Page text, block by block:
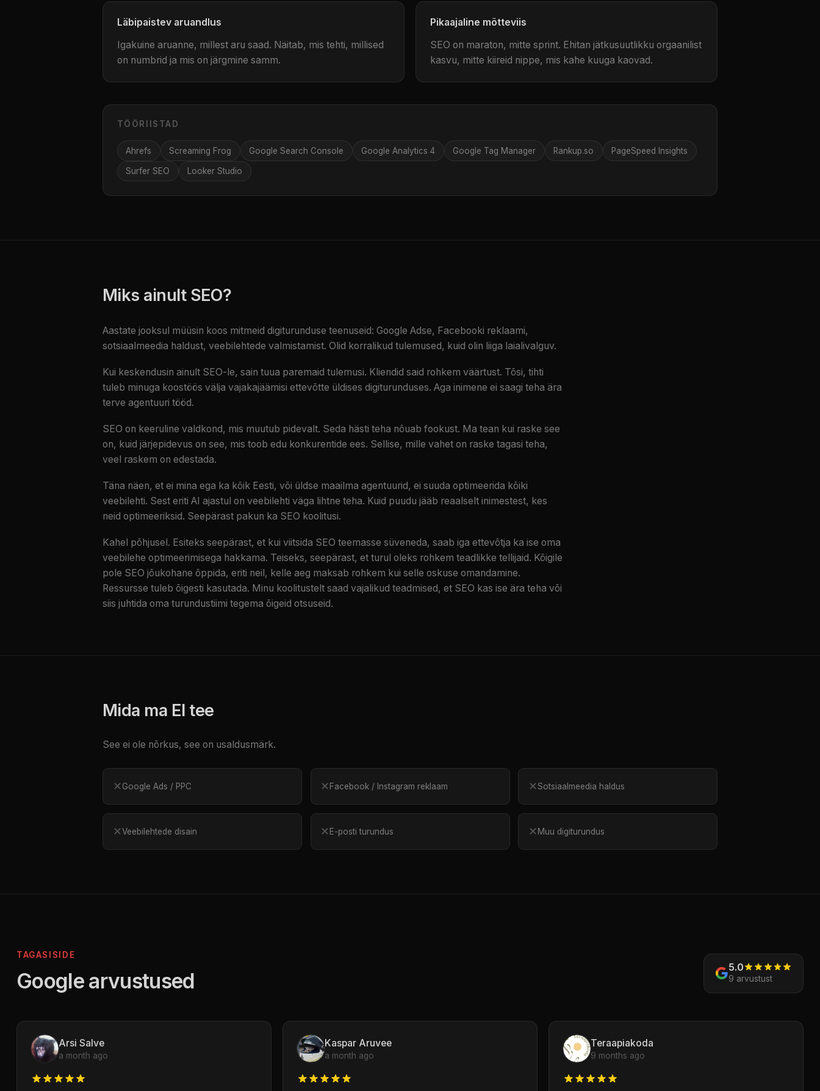
Läbipaistev aruandlus
Igakuine aruanne, millest aru saad. Näitab, mis tehti, millised
on numbrid ja mis on järgmine samm.
Pikaajaline mõtteviis
SEO on maraton, mitte sprint. Ehitan jätkusuutlikku orgaanilist
kasvu, mitte kiireid nippe, mis kahe kuuga kaovad.
TÖÖRIISTAD
Ahrefs Screaming Frog Google Search Console Google Analytics 4 Google Tag Manager Rankup.so PageSpeed Insights
Surfer SEO Looker Studio
Miks ainult SEO?
Aastate jooksul müüsin koos mitmeid digiturunduse teenuseid: Google Adse, Facebooki reklaami,
sotsiaalmeedia haldust, veebilehtede valmistamist. Olid korralikud tulemused, kuid olin liiga laialivalguv.
Kui keskendusin ainult SEO-le, sain tuua paremaid tulemusi. Kliendid said rohkem väärtust. Tõsi, tihti
tuleb minuga koostöös välja vajakajäämisi ettevõtte üldises digiturunduses. Aga inimene ei saagi teha ära
terve agentuuri tööd.
SEO on keeruline valdkond, mis muutub pidevalt. Seda hästi teha nõuab fookust. Ma tean kui raske see
on, kuid järjepidevus on see, mis toob edu konkurentide ees. Sellise, mille vahet on raske tagasi teha,
veel raskem on edestada.
Täna näen, et ei mina ega ka kõik Eesti, või üldse maailma agentuurid, ei suuda optimeerida kõiki
veebilehti. Sest eriti AI ajastul on veebilehti väga lihtne teha. Kuid puudu jääb reaalselt inimestest, kes
neid optimeeriksid. Seepärast pakun ka SEO koolitusi.
Kahel põhjusel. Esiteks seepärast, et kui viitsida SEO teemasse süveneda, saab iga ettevõtja ka ise oma
veebilehe optimeerimisega hakkama. Teiseks, seepärast, et turul oleks rohkem teadlikke tellijaid. Kõigile
pole SEO jõukohane õppida, eriti neil, kelle aeg maksab rohkem kui selle oskuse omandamine.
Ressursse tuleb õigesti kasutada. Minu koolitustelt saad vajalikud teadmised, et SEO kas ise ära teha või
siis juhtida oma turundustiimi tegema õigeid otsuseid.
Mida ma EI tee
See ei ole nõrkus, see on usaldusmärk.
✕Google Ads / PPC ✕ Facebook / Instagram reklaam ✕Sotsiaalmeedia haldus
✕Veebilehtede disain ✕ E-posti turundus ✕ Muu digiturundus
TAGASISIDE
Google arvustused
5.0
9 arvustust
Arsi Salve
a month ago
Kaspar Aruvee
a month ago
Teraapiakoda
9 months ago